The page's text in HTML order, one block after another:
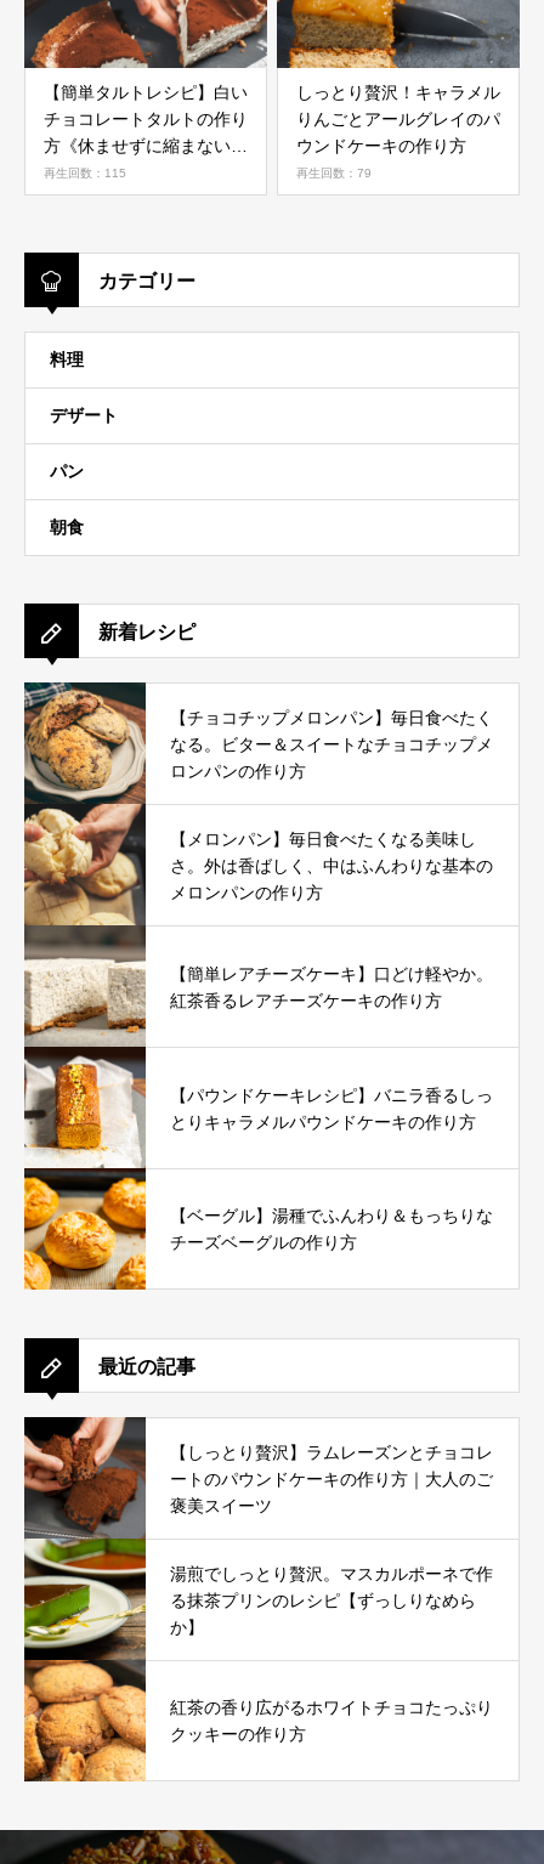
【簡単タルトレシピ】白い
チョコレートタルトの作り
方《休ませずに縮まないタ
ルト生地》《マスカルポー
ネとチョコレート》
再生回数：115
しっとり贅沢！キャラメル
りんごとアールグレイのパ
ウンドケーキの作り方
再生回数：79
カテゴリー
料理
デザート
パン
朝食
新着レシピ
【チョコチップメロンパン】毎日食べたく
なる。ビター＆スイートなチョコチップメ
ロンパンの作り方
【メロンパン】毎日食べたくなる美味し
さ。外は香ばしく、中はふんわりな基本の
メロンパンの作り方
【簡単レアチーズケーキ】口どけ軽やか。
紅茶香るレアチーズケーキの作り方
【パウンドケーキレシピ】バニラ香るしっ
とりキャラメルパウンドケーキの作り方
【ベーグル】湯種でふんわり＆もっちりな
チーズベーグルの作り方
最近の記事
【しっとり贅沢】ラムレーズンとチョコレ
ートのパウンドケーキの作り方｜大人のご
褒美スイーツ
湯煎でしっとり贅沢。マスカルポーネで作
る抹茶プリンのレシピ【ずっしりなめら
か】
紅茶の香り広がるホワイトチョコたっぷり
クッキーの作り方